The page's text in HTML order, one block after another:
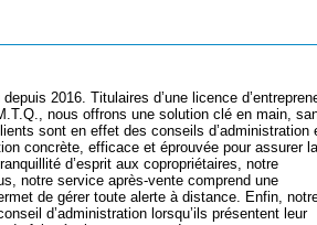
2016. Titulaires d’une licence
nous offrons une solution clé en main,
sont en effet des conseils d’administration
concrète, efficace et éprouvée pour assurer la
d’esprit aux copropriétaires, notre
notre service après-vente comprend une
de gérer toute alerte à distance. Enfin,
d’administration lorsqu’ils présentent leur